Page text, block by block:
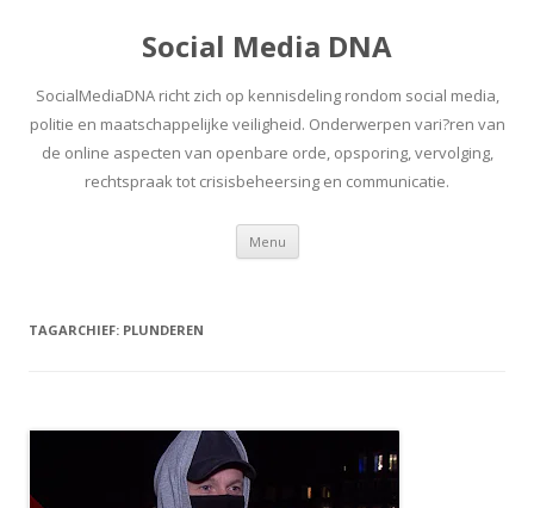
Social Media DNA
SocialMediaDNA richt zich op kennisdeling rondom social media,
politie en maatschappelijke veiligheid. Onderwerpen vari?ren van
de online aspecten van openbare orde, opsporing, vervolging,
rechtspraak tot crisisbeheersing en communicatie.
Menu Spring
inhoud
TAGARCHIEF: PLUNDEREN